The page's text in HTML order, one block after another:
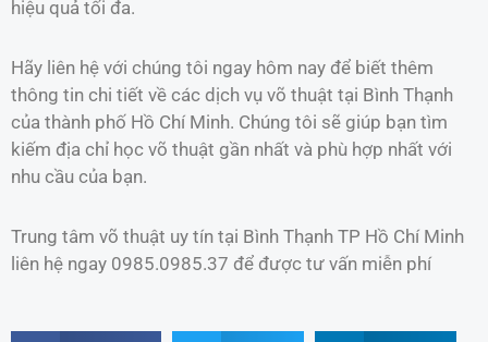
hiệu quả tối đa.
Hãy liên hệ với chúng tôi ngay hôm nay để biết thêm
thông tin chi tiết về các dịch vụ võ thuật tại Bình Thạnh
của thành phố Hồ Chí Minh. Chúng tôi sẽ giúp bạn tìm
kiếm địa chỉ học võ thuật gần nhất và phù hợp nhất với
nhu cầu của bạn.
Trung tâm võ thuật uy tín tại Bình Thạnh TP Hồ Chí Minh
liên hệ ngay 0985.0985.37 để được tư vấn miễn phí